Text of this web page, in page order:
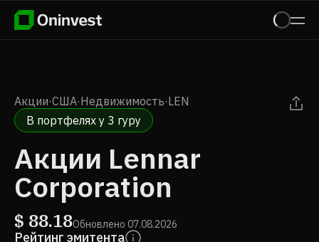
Акции·США·Недвижимость·LEN
В портфелях у 3 гуру
Акции Lennar
Corporation
$ 88.18Обновлено 07.08.2026
Рейтинг эмитента